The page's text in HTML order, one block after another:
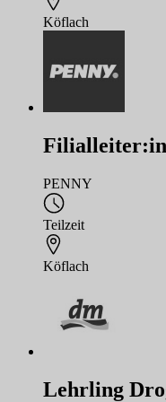
Köflach
PENNY
Teilzeit
Köflach
Lehrling